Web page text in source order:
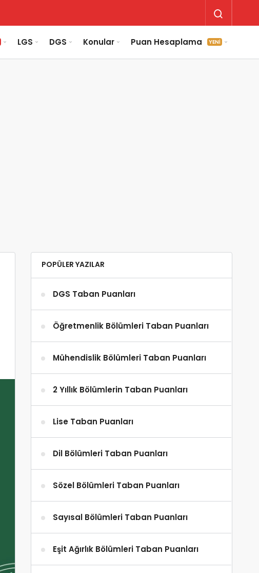
LGS DGS Konular Puan Hesaplama YENİ
POPÜLER YAZILAR
DGS Taban Puanları
Öğretmenlik Bölümleri Taban Puanları
Mühendislik Bölümleri Taban Puanları
2 Yıllık Bölümlerin Taban Puanları
Lise Taban Puanları
Dil Bölümleri Taban Puanları
Sözel Bölümleri Taban Puanları
Sayısal Bölümleri Taban Puanları
Eşit Ağırlık Bölümleri Taban Puanları